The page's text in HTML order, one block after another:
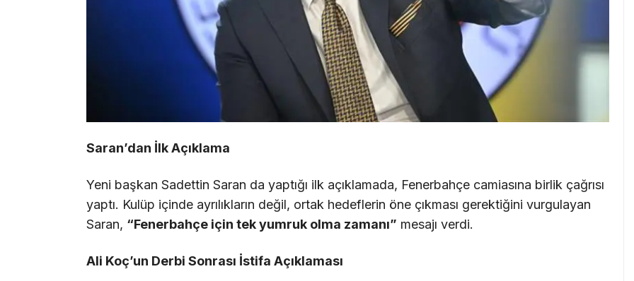
Saran’dan İlk Açıklama
Yeni başkan Sadettin Saran da yaptığı ilk açıklamada, Fenerbahçe camiasına birlik çağrısı
yaptı. Kulüp içinde ayrılıkların değil, ortak hedeflerin öne çıkması gerektiğini vurgulayan
Saran, “Fenerbahçe için tek yumruk olma zamanı” mesajı verdi.
Ali Koç’un Derbi Sonrası İstifa Açıklaması